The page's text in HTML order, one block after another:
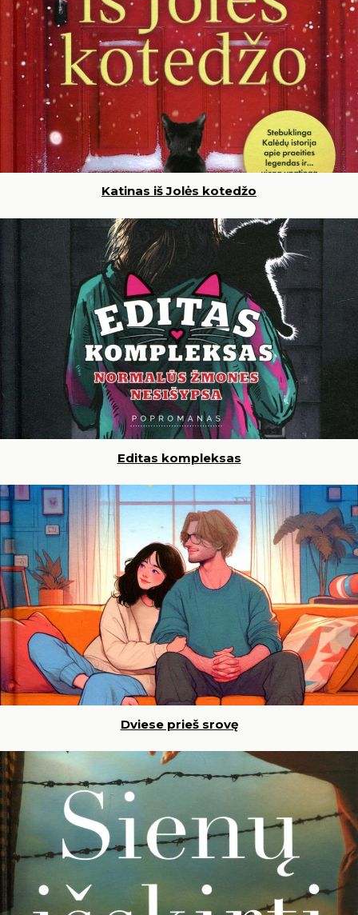
Katinas iš Jolės kotedžo
Editas kompleksas
Dviese prieš srovę